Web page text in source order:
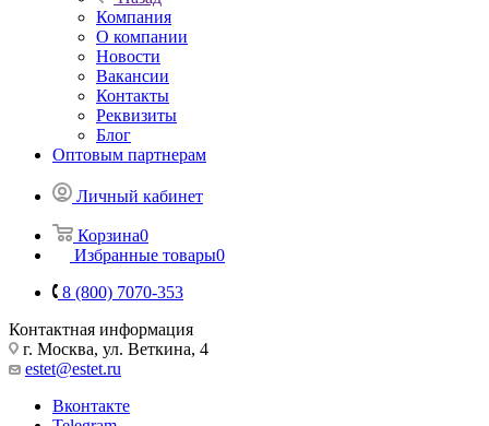
Компания
О компании
Новости
Вакансии
Контакты
Реквизиты
Блог
Оптовым партнерам
Личный кабинет
Корзина0
Избранные товары0
8 (800) 7070-353
Контактная информация
г. Москва, ул. Веткина, 4
estet@estet.ru
Вконтакте